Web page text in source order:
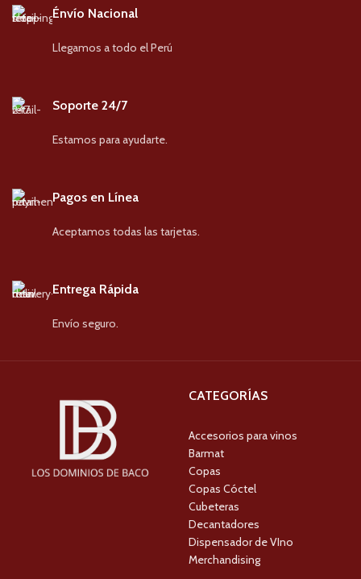
Énvío Nacional
Llegamos a todo el Perú
Soporte 24/7
Estamos para ayudarte.
Pagos en Línea
Aceptamos todas las tarjetas.
Entrega Rápida
Envío seguro.
CATEGORÍAS
Accesorios para vinos
Barmat
Copas
Copas Cóctel
Cubeteras
Decantadores
Dispensador de VIno
Merchandising